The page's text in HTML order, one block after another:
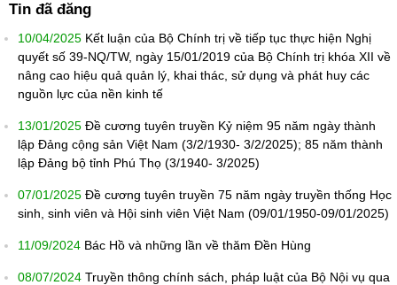
Tin đã đăng
10/04/2025 Kết luận của Bộ Chính trị về tiếp tục thực hiện Nghị
quyết số 39-NQ/TW, ngày 15/01/2019 của Bộ Chính trị khóa XII về
nâng cao hiệu quả quản lý, khai thác, sử dụng và phát huy các
nguồn lực của nền kinh tế
13/01/2025 Đề cương tuyên truyền Kỷ niệm 95 năm ngày thành
lập Đảng cộng sản Việt Nam (3/2/1930- 3/2/2025); 85 năm thành
lập Đảng bộ tỉnh Phú Thọ (3/1940- 3/2025)
07/01/2025 Đề cương tuyên truyền 75 năm ngày truyền thống Học
sinh, sinh viên và Hội sinh viên Việt Nam (09/01/1950-09/01/2025)
11/09/2024 Bác Hồ và những lần về thăm Đền Hùng
08/07/2024 Truyền thông chính sách, pháp luật của Bộ Nội vụ qua